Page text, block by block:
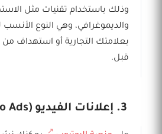
وذلك باستخدام تقنيات مثل
والديموغرافي، وهي النوع الأنسب
بعلامتك التجارية أو استهداف
قبل.
3. إعلانات الفيديو (Google Video Ads)